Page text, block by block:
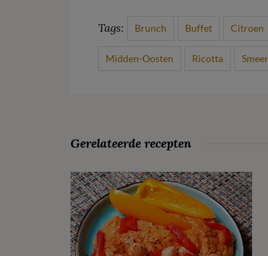
Tags: Brunch Buffet Citroen
Midden-Oosten Ricotta
Gerelateerde recepten